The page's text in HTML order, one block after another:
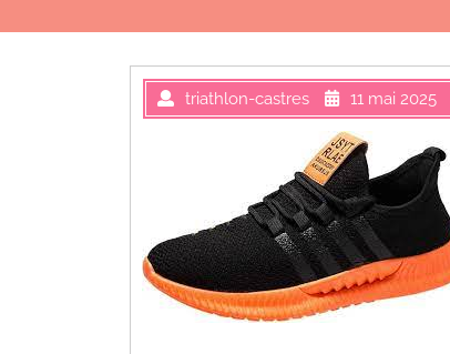
triathlon-castres 11 mai 2025